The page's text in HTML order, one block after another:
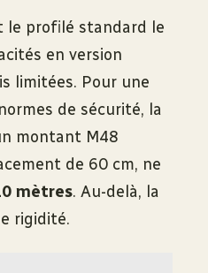
le profilé standard le
en version
limitées. Pour une
de sécurité, la
montant M48
de 60 cm, ne
mètres. Au-delà, la
rigidité.